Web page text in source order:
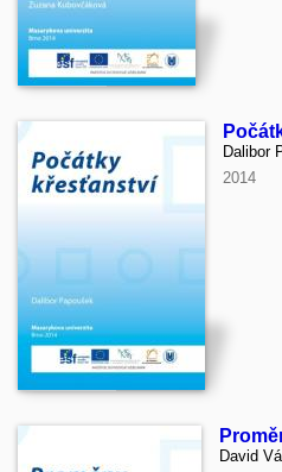
Dalibor
2014
David